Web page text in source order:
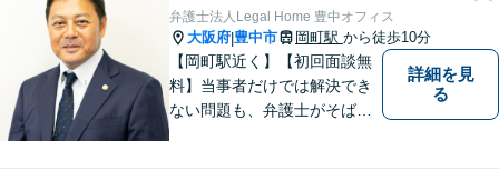
弁護士法人Legal Home 豊中オフィス
大阪府|豊中市 岡町駅 から徒歩10分
【岡町駅近く】【初回面談無
料】当事者だけでは解決でき
ない問題も、弁護士がそばに
詳細を見
る